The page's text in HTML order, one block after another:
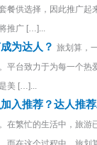
餐供选择，因此推广起
推广 […]...
为达人？ 旅划算，
平台致力于为每一个热
美 […]...
入推荐？达人推
在繁忙的生活中，旅游